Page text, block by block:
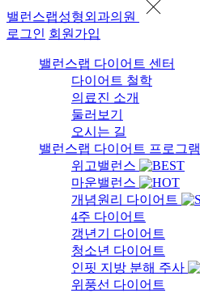
밸런스랩성형외과의원
로그인 회원가입
밸런스랩 다이어트 센터
다이어트 철학
의료진 소개
둘러보기
오시는 길
밸런스랩 다이어트 프로그램
위고밸런스
마운밸런스
개념원리 다이어트
4주 다이어트
갱년기 다이어트
청소년 다이어트
인핏 지방 분해 주사
위풍선 다이어트